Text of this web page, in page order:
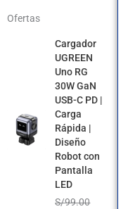
Ofertas
Cargador
UGREEN
Uno RG
30W GaN
USB-C PD |
Carga
Rápida |
Diseño
Robot con
Pantalla
LED
S/99.00
precio